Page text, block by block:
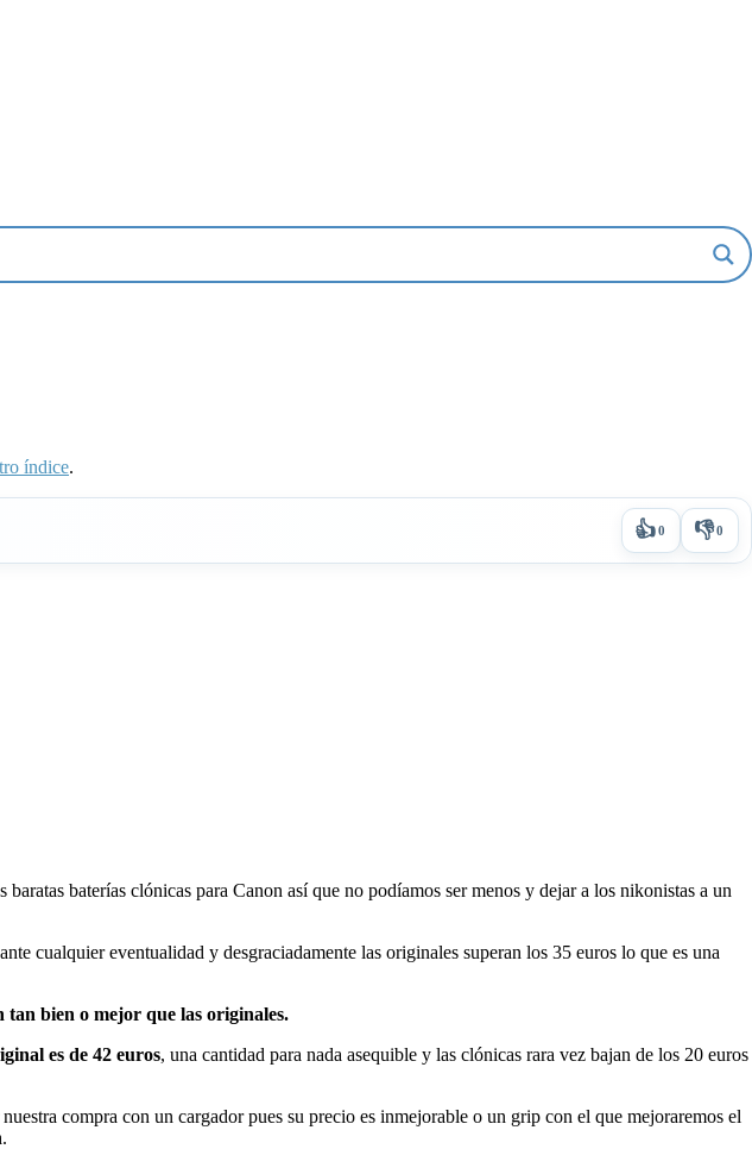
índice.
👍0 👎0
baterías clónicas para Canon así que no podíamos ser menos y dejar a los nikonistas a un
cualquier eventualidad y desgraciadamente las originales superan los 35 euros lo que es una
tan bien o mejor que las originales.
es de 42 euros, una cantidad para nada asequible y las clónicas rara vez bajan de los 20 euros
compra con un cargador pues su precio es inmejorable o un grip con el que mejoraremos el